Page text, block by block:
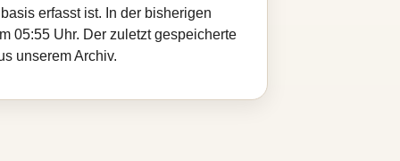
erfasst ist. In der bisherigen
05:55 Uhr. Der zuletzt gespeicherte
unserem Archiv.